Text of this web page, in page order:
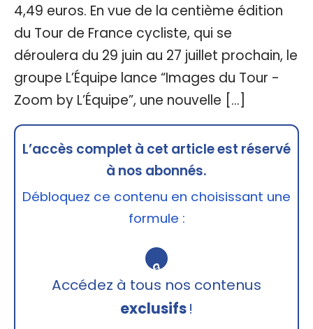
4,49 euros. En vue de la centième édition
du Tour de France cycliste, qui se
déroulera du 29 juin au 27 juillet prochain, le
groupe L’Équipe lance “Images du Tour -
Zoom by L’Équipe”, une nouvelle […]
L’accès complet à cet article est réservé
à nos abonnés.
Débloquez ce contenu en choisissant une
formule :
🔒
Accédez à tous nos contenus
exclusifs!